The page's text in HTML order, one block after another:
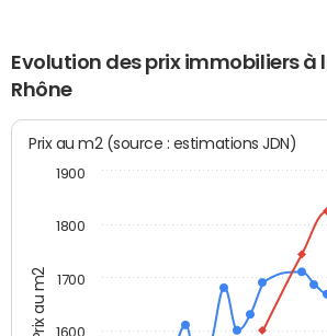
Evolution des prix immobiliers
Rhône
Prix au m2
Prix au m2 (source : estimations JDN)
1600
1700
1800
1900